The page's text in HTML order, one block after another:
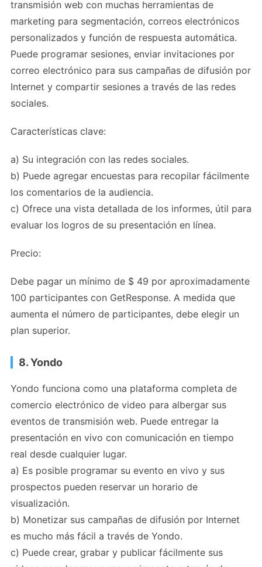
transmisión web con muchas herramientas de
marketing para segmentación, correos electrónicos
personalizados y función de respuesta automática.
Puede programar sesiones, enviar invitaciones por
correo electrónico para sus campañas de difusión por
Internet y compartir sesiones a través de las redes
sociales.
Características clave:
a) Su integración con las redes sociales.
b) Puede agregar encuestas para recopilar fácilmente
los comentarios de la audiencia.
c) Ofrece una vista detallada de los informes, útil para
evaluar los logros de su presentación en línea.
Precio:
Debe pagar un mínimo de $ 49 por aproximadamente
100 participantes con GetResponse. A medida que
aumenta el número de participantes, debe elegir un
plan superior.
8. Yondo
Yondo funciona como una plataforma completa de
comercio electrónico de video para albergar sus
eventos de transmisión web. Puede entregar la
presentación en vivo con comunicación en tiempo
real desde cualquier lugar.
a) Es posible programar su evento en vivo y sus
prospectos pueden reservar un horario de
visualización.
b) Monetizar sus campañas de difusión por Internet
es mucho más fácil a través de Yondo.
c) Puede crear, grabar y publicar fácilmente sus